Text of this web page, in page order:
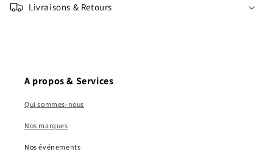
Livraisons & Retours
A propos & Services
Qui sommes-nous
Nos marques
Nos événements